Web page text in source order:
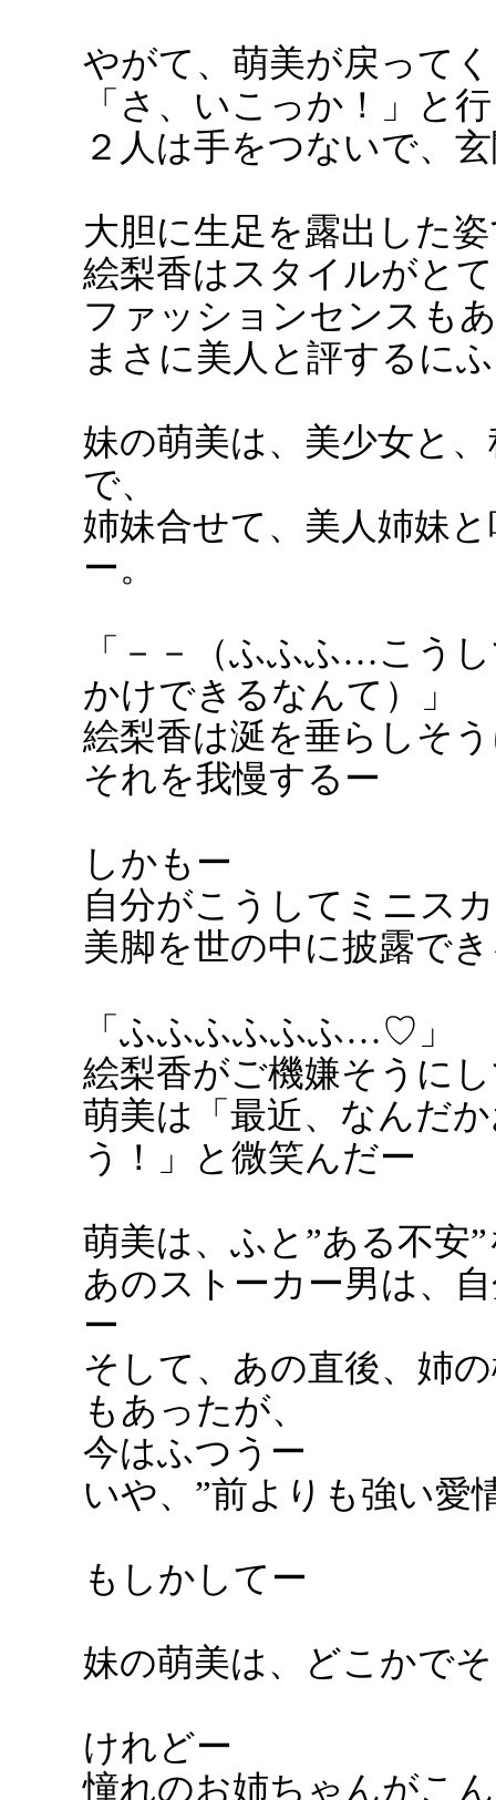
やがて、萌美が戻って
「さ、いこっか！」と
２人は手をつないで、
大胆に生足を露出した
絵梨香はスタイルがと
ファッションセンスも
まさに美人と評するに
妹の萌美は、美少女と
で、
姉妹合せて、美人姉妹
ー。
「－－（ふふふ…こう
かけできるなんて）」
絵梨香は涎を垂らしそ
それを我慢するー
しかもー
自分がこうしてミニス
美脚を世の中に披露で
「ふふふふふふ…♡」
絵梨香がご機嫌そうに
萌美は「最近、なんだ
う！」と微笑んだー
萌美は、ふと”ある不安
あのストーカー男は、
ー
そして、あの直後、姉
もあったが、
今はふつうー
いや、”前よりも強い愛
もしかしてー
妹の萌美は、どこかで
けれどー
憧れのお姉ちゃんがこ